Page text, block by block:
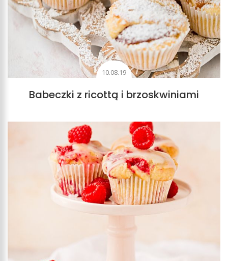
10.08.19
Babeczki z ricottą i brzoskwiniami